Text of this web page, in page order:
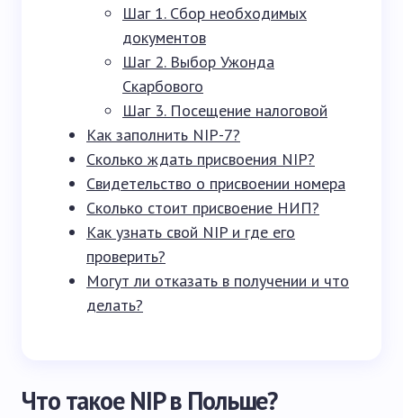
Шаг 1. Сбор необходимых
документов
Шаг 2. Выбор Ужонда
Скарбового
Шаг 3. Посещение налоговой
Как заполнить NIP-7?
Сколько ждать присвоения NIP?
Свидетельство о присвоении номера
Сколько стоит присвоение НИП?
Как узнать свой NIP и где его
проверить?
Могут ли отказать в получении и что
делать?
Что такое NIP в Польше?